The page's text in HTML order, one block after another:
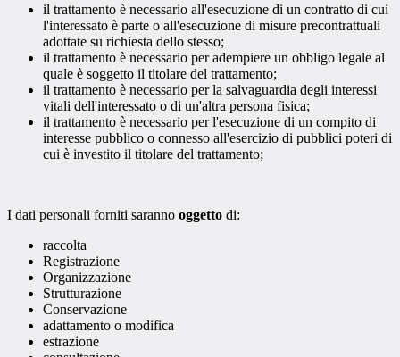
il trattamento è necessario all'esecuzione di un contratto di cui
l'interessato è parte o all'esecuzione di misure precontrattuali
adottate su richiesta dello stesso;
il trattamento è necessario per adempiere un obbligo legale al
quale è soggetto il titolare del trattamento;
il trattamento è necessario per la salvaguardia degli interessi
vitali dell'interessato o di un'altra persona fisica;
il trattamento è necessario per l'esecuzione di un compito di
interesse pubblico o connesso all'esercizio di pubblici poteri di
cui è investito il titolare del trattamento;
I dati personali forniti saranno oggetto di:
raccolta
Registrazione
Organizzazione
Strutturazione
Conservazione
adattamento o modifica
estrazione